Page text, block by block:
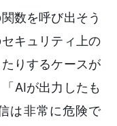
数を呼び出そう
キュリティ上の
りするケースが
AIが出力したも
は非常に危険で